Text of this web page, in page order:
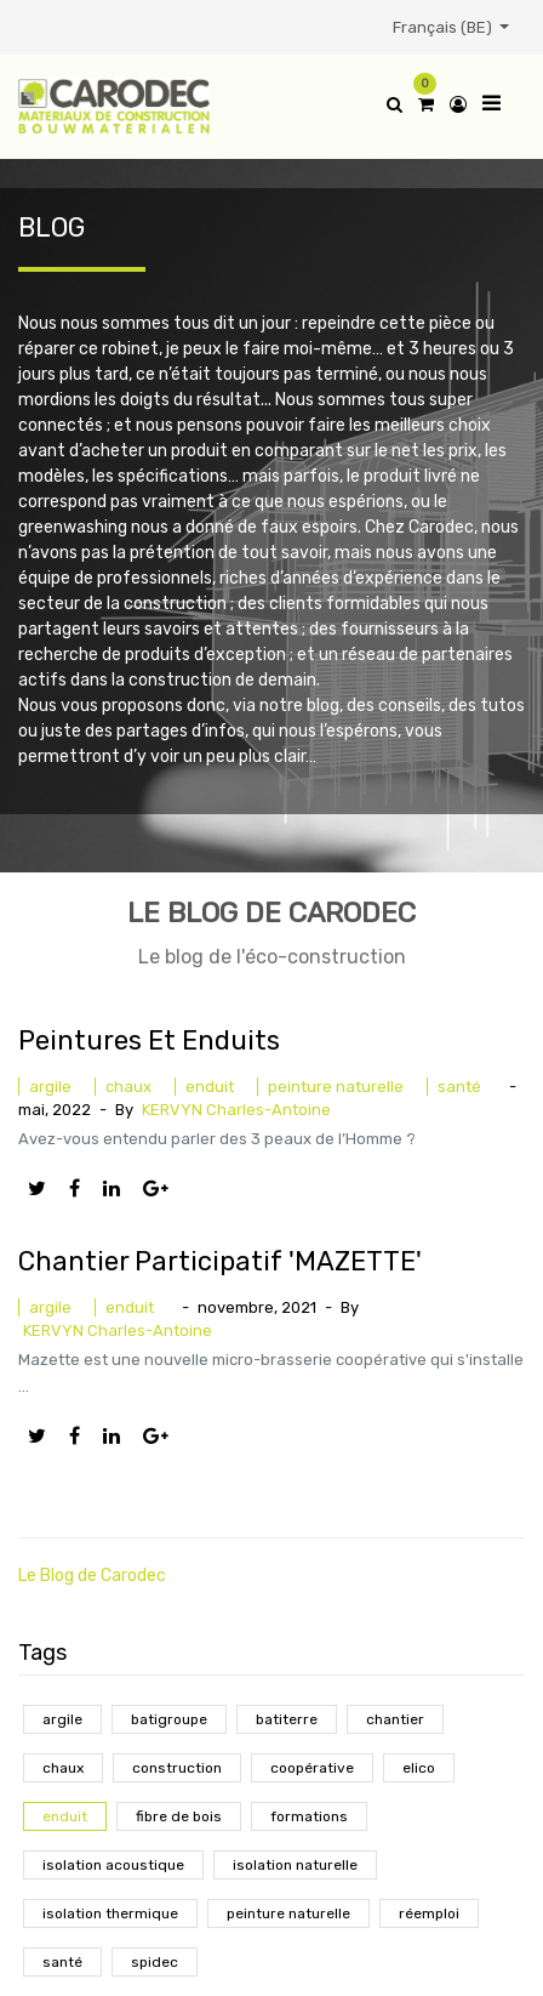
Français (BE)
0
BLOG
Nous nous sommes tous dit un jour : repeindre cette pièce ou
réparer ce robinet, je peux le faire moi-même… et 3 heures ou 3
jours plus tard, ce n’était toujours pas terminé, ou nous nous
mordions les doigts du résultat... Nous sommes tous super
connectés ; et nous pensons pouvoir faire les meilleurs choix
avant d’acheter un produit en comparant sur le net les prix, les
modèles, les spécifications… mais parfois, le produit livré ne
correspond pas vraiment à ce que nous espérions, ou le
greenwashing nous a donné de faux espoirs. Chez Carodec, nous
n’avons pas la prétention de tout savoir, mais nous avons une
équipe de professionnels, riches d’années d’expérience dans le
secteur de la construction ; des clients formidables qui nous
partagent leurs savoirs et attentes ; des fournisseurs à la
recherche de produits d’exception ; et un réseau de partenaires
actifs dans la construction de demain.
Nous vous proposons donc, via notre blog, des conseils, des tutos
ou juste des partages d’infos, qui nous l’espérons, vous
permettront d’y voir un peu plus clair…
LE BLOG DE CARODEC
Le blog de l'éco-construction
Peintures Et Enduits
argile chaux enduit peinture naturelle santé
-
mai, 2022 - By KERVYN Charles-Antoine
Avez-vous entendu parler des 3 peaux de l’Homme ?
Chantier Participatif 'MAZETTE'
argile enduit - novembre, 2021 - By
KERVYN Charles-Antoine
Mazette est une nouvelle micro-brasserie coopérative qui s'installe
...
Le Blog de Carodec
Tags
argile batigroupe batiterre chantier
chaux construction coopérative elico
enduit fibre de bois formations
isolation acoustique isolation naturelle
isolation thermique peinture naturelle réemploi
santé spidec